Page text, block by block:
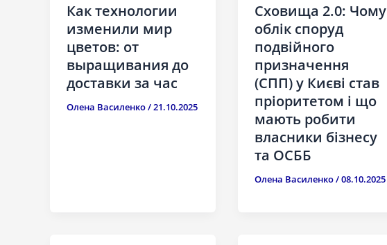
Как технологии
изменили мир
цветов: от
выращивания до
доставки за час
Олена Василенко/21.10.2025
Сховища 2.0: Чому
облік споруд
подвійного
призначення
(СПП) у Києві став
пріоритетом і що
мають робити
власники бізнесу
та ОСББ
Олена Василенко/08.10.2025